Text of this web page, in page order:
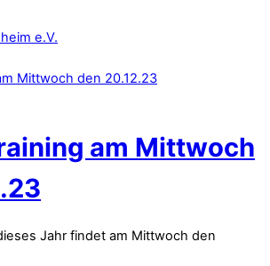
am Mittwoch
Jahr findet am Mittwoch den